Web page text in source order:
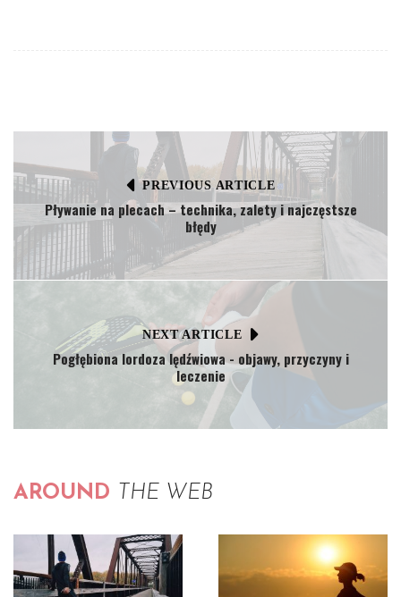
PREVIOUS ARTICLE
Pływanie na plecach – technika, zalety i najczęstsze
błędy
NEXT ARTICLE
Pogłębiona lordoza lędźwiowa - objawy, przyczyny i
leczenie
AROUND THE WEB